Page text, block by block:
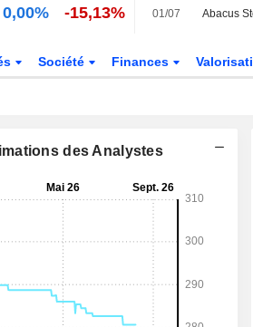
0,00% -15,13% 01/07
Société Finances
des Analystes